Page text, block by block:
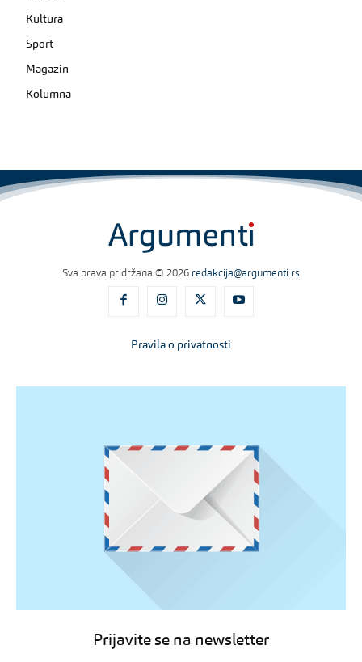
Kultura
Sport
Magazin
Kolumna
Sva prava pridržana © 2026 redakcija@argumenti.rs
Pravila o privatnosti
Prijavite se na newsletter